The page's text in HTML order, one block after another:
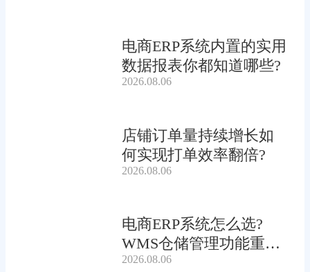
电商ERP系统内置的实用
数据报表你都知道哪些?
2026.08.06
店铺订单量持续增长如
何实现打单效率翻倍?
2026.08.06
电商ERP系统怎么选?
WMS仓储管理功能重要
吗?
2026.08.06